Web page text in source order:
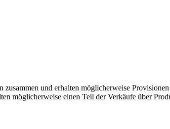
und erhalten möglicherweise
möglicherweise einen Teil der Verkäufe über